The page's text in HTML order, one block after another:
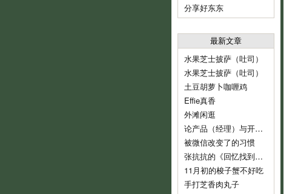
分享好东东
最新文章
水果芝士披萨（吐司）
水果芝士披萨（吐司）
土豆胡萝卜咖喱鸡
Effie真香
外滩闲逛
论产品（经理）与开发（经理）的话语权
被微信改变了的习惯
张抗抗的《回忆找到了我》
11月初的梭子蟹不好吃
手打芝香肉丸子